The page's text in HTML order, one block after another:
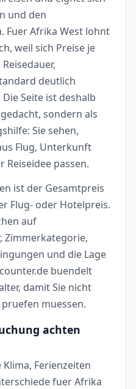
und den
Fuer Afrika West lohnt
weil sich Preise je
deutlich
Seite ist deshalb
sondern als
Sie sehen,
Flug, Unterkunft
passen.
ist der Gesamtpreis
Flug- oder Hotelpreis.
auf
Zimmerkategorie,
und die Lage
buendelt
damit Sie nicht
muessen.
achten
Klima, Ferienzeiten
fuer Afrika